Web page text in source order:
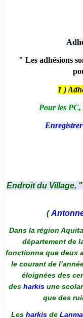
" Les adhésions
1 )
Pour les PC,
Endroit du Village, "
(
Dans la région
département de
fonctionna que deux
le courant de
éloignées des
des harkis une
que des
Les harkis de